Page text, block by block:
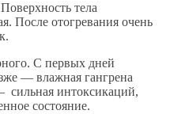
тела
После отогревания очень
С первых дней
— влажная гангрена
сильная интоксикаций,
состояние.